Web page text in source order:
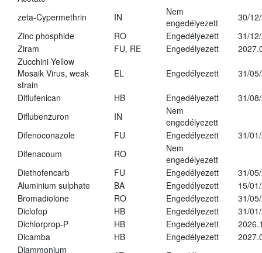
zeta-Cypermethrin IN
Nem
engedélyezett
30/
Zinc phosphide
RO Engedélyezett
31/
Ziram
FU, RE Engedélyezett
Zucchini Yellow
Mosaik Virus, weak
strain
EL Engedélyezett 31/
Diflufenican HB Engedélyezett
31/
Diflubenzuron
IN
Nem
engedélyezett
Difenoconazole
FU Engedélyezett
31/
Difenacoum
RO
Nem
engedélyezett
Diethofencarb
FU Engedélyezett
31/
Aluminium sulphate
BA Engedélyezett
15/
Bromadiolone
RO Engedélyezett
31/
Diclofop
HB Engedélyezett
31/
Dichlorprop-P
HB Engedélyezett
Dicamba
HB Engedélyezett
Diammonium